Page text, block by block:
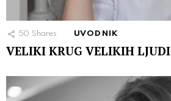
50 Shares UVODNIK
VELIKI KRUG VELIKIH LJUDI